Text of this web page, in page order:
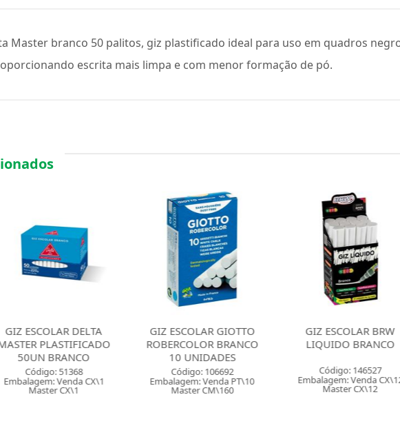
Master branco 50 palitos, giz plastificado ideal para uso em quadros
escrita mais limpa e com menor formação de pó.
GIZ ESCOLAR GIOTTO
ROBERCOLOR BRANCO
10 UNIDADES
Embalagem: Venda PT\10
GIZ ESCOLAR BRW
LIQUIDO BRANCO
Embalagem: Venda CX\12
Master CX\12
GIZ
500